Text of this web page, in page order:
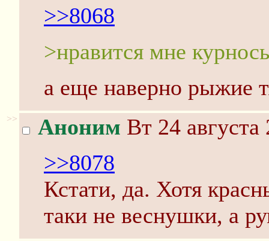
>>8068
>нравится мне
а еще наверно рыжие
>> Аноним Вт 24
>>8078
Кстати, да. Хотя
таки не веснушки, а